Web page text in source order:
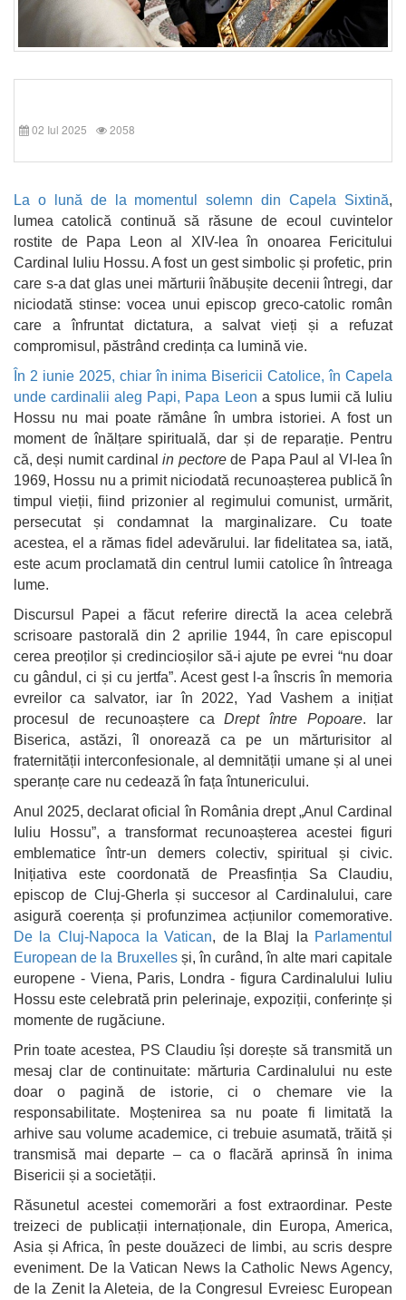
02 Iul 2025 2058
La o lună de la momentul solemn din Capela Sixtină,
lumea catolică continuă să răsune de ecoul cuvintelor
rostite de Papa Leon al XIV-lea în onoarea Fericitului
Cardinal Iuliu Hossu. A fost un gest simbolic și profetic, prin
care s-a dat glas unei mărturii înăbușite decenii întregi, dar
niciodată stinse: vocea unui episcop greco-catolic român
care a înfruntat dictatura, a salvat vieți și a refuzat
compromisul, păstrând credința ca lumină vie.
În 2 iunie 2025, chiar în inima Bisericii Catolice, în Capela
unde cardinalii aleg Papi, Papa Leon a spus lumii că Iuliu
Hossu nu mai poate rămâne în umbra istoriei. A fost un
moment de înălțare spirituală, dar și de reparație. Pentru
că, deși numit cardinalin pectorede Papa Paul al VI-lea în
1969, Hossu nu a primit niciodată recunoașterea publică în
timpul vieții, fiind prizonier al regimului comunist, urmărit,
persecutat și condamnat la marginalizare. Cu toate
acestea, el a rămas fidel adevărului. Iar fidelitatea sa, iată,
este acum proclamată din centrul lumii catolice în întreaga
lume.
Discursul Papei a făcut referire directă la acea celebră
scrisoare pastorală din 2 aprilie 1944, în care episcopul
cerea preoților și credincioșilor să-i ajute pe evrei “nu doar
cu gândul, ci și cu jertfa”. Acest gest l-a înscris în memoria
evreilor ca salvator, iar în 2022, Yad Vashem a inițiat
procesul de recunoaștere caDrept între Popoare. Iar
Biserica, astăzi, îl onorează ca pe un mărturisitor al
fraternității interconfesionale, al demnității umane și al unei
speranțe care nu cedează în fața întunericului.
Anul 2025, declarat oficial în România drept „Anul Cardinal
Iuliu Hossu”, a transformat recunoașterea acestei figuri
emblematice într-un demers colectiv, spiritual și civic.
Inițiativa este coordonată de Preasfinția Sa Claudiu,
episcop de Cluj-Gherla și succesor al Cardinalului, care
asigură coerența și profunzimea acțiunilor comemorative.
De la Cluj-Napoca la Vatican, de la Blaj la Parlamentul
European de la Bruxellesși, în curând, în alte mari capitale
europene - Viena, Paris, Londra - figura Cardinalului Iuliu
Hossu este celebrată prin pelerinaje, expoziții, conferințe și
momente de rugăciune.
Prin toate acestea, PS Claudiu își dorește să transmită un
mesaj clar de continuitate: mărturia Cardinalului nu este
doar o pagină de istorie, ci o chemare vie la
responsabilitate. Moștenirea sa nu poate fi limitată la
arhive sau volume academice, ci trebuie asumată, trăită și
transmisă mai departe – ca o flacără aprinsă în inima
Bisericii și a societății.
Răsunetul acestei comemorări a fost extraordinar. Peste
treizeci de publicații internaționale, din Europa, America,
Asia și Africa, în peste douăzeci de limbi, au scris despre
eveniment. De la Vatican News la Catholic News Agency,
de la Zenit la Aleteia, de la Congresul Evreiesc European